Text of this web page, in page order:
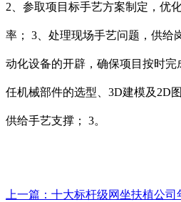
2、参取项目标手艺方案制定，优
率； 3、处理现场手艺问题，供给
动化设备的开辟，确保项目按时完
任机械部件的选型、3D建模及2D
供给手艺支撑； 3。
上一篇： 十大标杆级网坐扶植公司